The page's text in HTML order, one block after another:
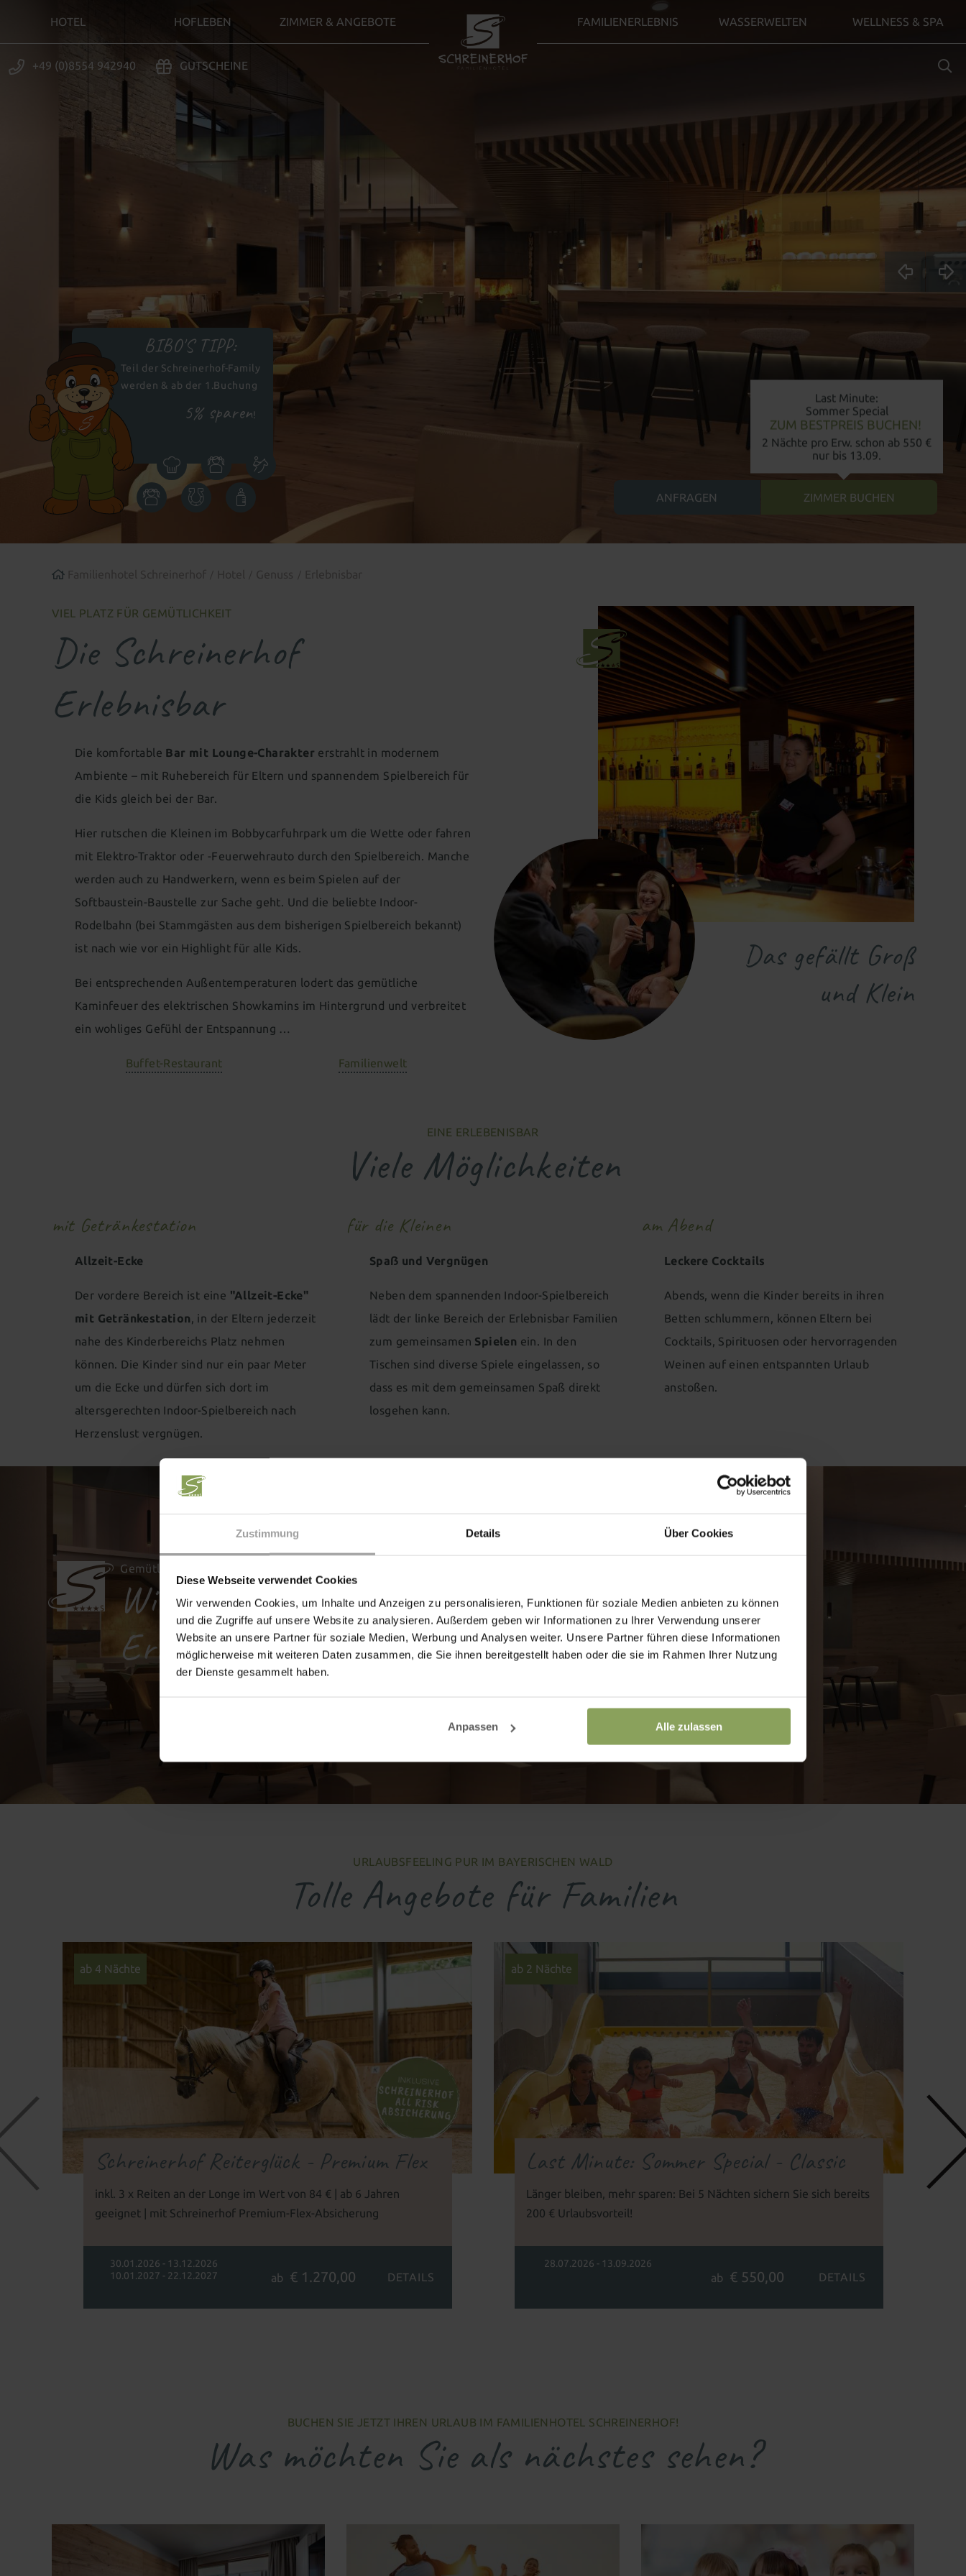
Zustimmung Details Über Cookies
Diese Webseite verwendet Cookies
Wir verwenden Cookies, um Inhalte und Anzeigen zu personalisieren, Funktionen für soziale Medien anbieten zu können
und die Zugriffe auf unsere Website zu analysieren. Außerdem geben wir Informationen zu Ihrer Verwendung unserer
Website an unsere Partner für soziale Medien, Werbung und Analysen weiter. Unsere Partner führen diese Informationen
möglicherweise mit weiteren Daten zusammen, die Sie ihnen bereitgestellt haben oder die sie im Rahmen Ihrer Nutzung
der Dienste gesammelt haben.
Anpassen Alle zulassen
HOTEL HOFLEBEN ZIMMER & ANGEBOTE FAMILIENERLEBNIS WASSERWELTEN WELLNESS & SPA
+49 (0)8554 942940 GUTSCHEINE
Last Minute:
Sommer Special
ZUM BESTPREIS BUCHEN!
2 Nächte pro Erw. schon ab 550 €
nur bis 13.09.
BIBO'S TIPP:
Teil der Schreinerhof-Family
werden & ab der 1.Buchung
5% sparen!
Icon
Kulinarik Kinder
Icon
Babywelt
VIEL PLATZ FÜR GEMÜTLICHKEIT
Die Schreinerhof
Erlebnisbar
Die komfortable Bar mit Lounge-Charakter erstrahlt in modernem
Ambiente – mit Ruhebereich für Eltern und spannendem Spielbereich für
die Kids gleich bei der Bar.
Hier rutschen die Kleinen im Bobbycarfuhrpark um die Wette oder fahren
mit Elektro-Traktor oder -Feuerwehrauto durch den Spielbereich. Manche
werden auch zu Handwerkern, wenn es beim Spielen auf der
Softbaustein-Baustelle zur Sache geht. Und die beliebte Indoor-
Rodelbahn (bei Stammgästen aus dem bisherigen Spielbereich bekannt)
ist nach wie vor ein Highlight für alle Kids.
Bei entsprechenden Außentemperaturen lodert das gemütliche
Kaminfeuer des elektrischen Showkamins im Hintergrund und verbreitet
ein wohliges Gefühl der Entspannung …
Buffet-Restaurant Familienwelt
Das gefällt Groß
und Klein
EINE ERLEBENISBAR
Viele Möglichkeiten
mit Getränkestation
Allzeit-Ecke
Der vordere Bereich ist eine "Allzeit-Ecke"
mit Getränkestation, in der Eltern jederzeit
nahe des Kinderbereichs Platz nehmen
können. Die Kinder sind nur ein paar Meter
um die Ecke und dürfen sich dort im
altersgerechten Indoor-Spielbereich nach
Herzenslust vergnügen.
für die Kleinen
Spaẞ und Vergnügen
Neben dem spannenden Indoor-Spielbereich
lädt der linke Bereich der Erlebnisbar Familien
zum gemeinsamen Spielen ein. In den
Tischen sind diverse Spiele eingelassen, so
dass es mit dem gemeinsamen Spaß direkt
losgehen kann.
am Abend
Leckere Cocktails
Abends, wenn die Kinder bereits in ihren
Betten schlummern, können Eltern bei
Cocktails, Spirituosen oder hervorragenden
Weinen auf einen entspannten Urlaub
anstoßen.
Gemütlich zusammensitzen
Willkommen in der
Erlebnisbar
URLAUBSFEELING PUR IM BAYERISCHEN WALD
Tolle Angebote für Familien
ab 4 Nächte
Schreinerhof Reiterglück - Premium Flex
inkl. 3 x Reiten an der Longe im Wert von 84 € | ab 6 Jahren
geeignet | mit Schreinerhof Premium-Flex-Absicherung
30.01.2026 - 13.12.2026
10.01.2027 - 22.12.2027
ab € 1.270,00 DETAILS
ab 2 Nächte
Last Minute: Sommer Special - Classic
Länger bleiben, mehr sparen: Bei 5 Nächten sichern Sie sich bereits
200 € Urlaubsvorteil!
28.07.2026 - 13.09.2026
ab € 550,00 DETAILS
BUCHEN SIE JETZT IHREN URLAUB IM FAMILIENHOTEL SCHREINERHOF!
Was möchten Sie als nächstes sehen?